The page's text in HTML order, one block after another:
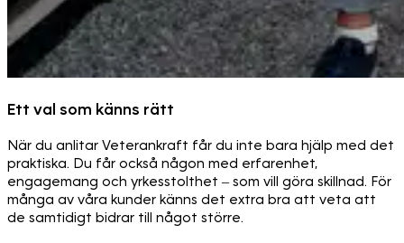
Ett val som känns rätt
När du anlitar Veterankraft får du inte bara hjälp med det
praktiska. Du får också någon med erfarenhet,
engagemang och yrkesstolthet – som vill göra skillnad. För
många av våra kunder känns det extra bra att veta att
de samtidigt bidrar till något större.